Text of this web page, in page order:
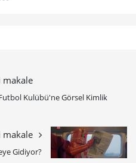
makale
Kulübü'ne Görsel Kimlik
makale
Gidiyor?